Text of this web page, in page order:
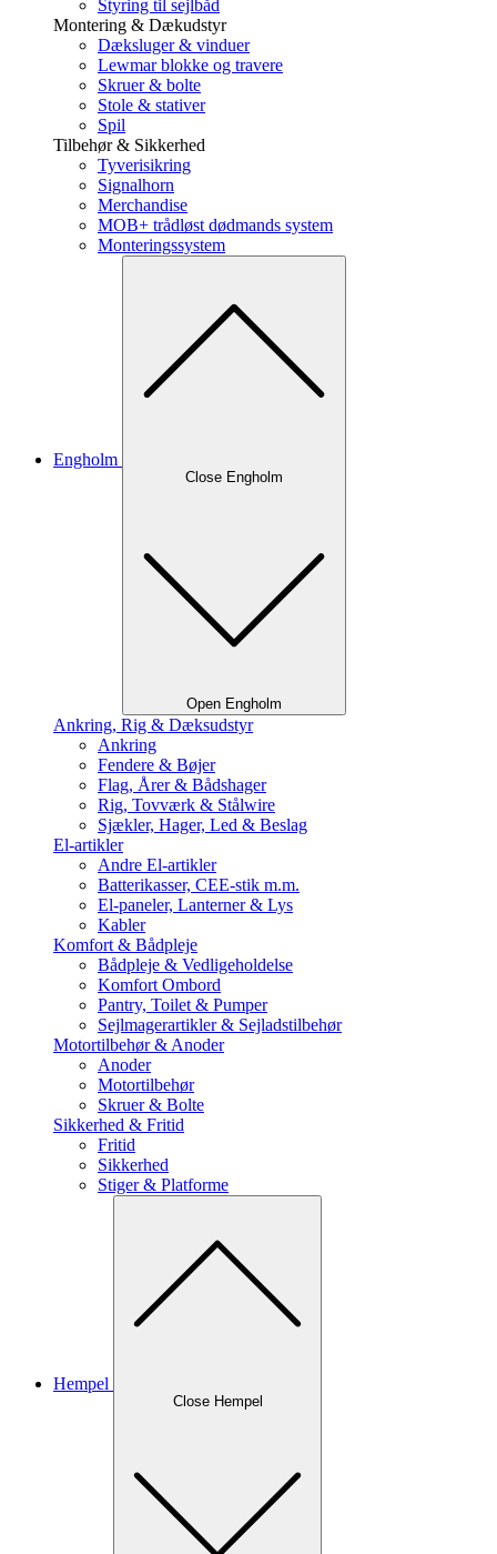
Styring til sejlbåd
Montering & Dækudstyr
Dæksluger & vinduer
Lewmar blokke og travere
Skruer & bolte
Stole & stativer
Spil
Tilbehør & Sikkerhed
Tyverisikring
Signalhorn
Merchandise
MOB+ trådløst dødmands system
Monteringssystem
Engholm
Close Engholm
Open Engholm
Ankring, Rig & Dæksudstyr
Ankring
Fendere & Bøjer
Flag, Årer & Bådshager
Rig, Tovværk & Stålwire
Sjækler, Hager, Led & Beslag
El-artikler
Andre El-artikler
Batterikasser, CEE-stik m.m.
El-paneler, Lanterner & Lys
Kabler
Komfort & Bådpleje
Bådpleje & Vedligeholdelse
Komfort Ombord
Pantry, Toilet & Pumper
Sejlmagerartikler & Sejladstilbehør
Motortilbehør & Anoder
Anoder
Motortilbehør
Skruer & Bolte
Sikkerhed & Fritid
Fritid
Sikkerhed
Stiger & Platforme
Hempel
Close Hempel